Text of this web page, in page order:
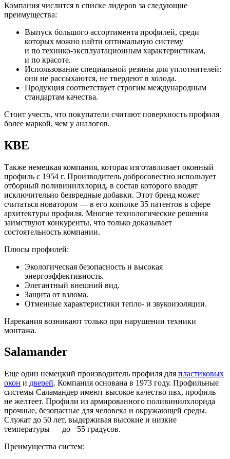
Компания числится в списке лидеров за следующие
преимущества:
Выпуск большого ассортимента профилей, среди
которых можно найти оптимальную систему
и по технико-эксплуатационным характеристикам,
и по красоте.
Использование специальной резины для уплотнителей:
они не рассыхаются, не твердеют в холода.
Продукция соответствует строгим международным
стандартам качества.
Стоит учесть, что покупатели считают поверхность профиля
более маркой, чем у аналогов.
КВЕ
Также немецкая компания, которая изготавливает оконный
профиль с 1954 г. Производитель добросовестно использует
отборный поливинилхлорид, в состав которого вводят
исключительно безвредные добавки. Этот бренд может
считаться новатором — в его копилке 35 патентов в сфере
архитектуры профиля. Многие технологические решения
заимствуют конкуренты, что только доказывает
состоятельность компании.
Плюсы профилей:
Экологическая безопасность и высокая
энергоэффективность.
Элегантный внешний вид.
Защита от взлома.
Отменные характеристики тепло- и звукоизоляции.
Нарекания возникают только при нарушении техники
монтажа.
Salamander
Еще один немецкий производитель профиля для пластиковых
окон и дверей. Компания основана в 1973 году. Профильные
системы Саламандер имеют высокое качество пвх, профиль
не желтеет. Профили из армированного поливинилхлорида
прочные, безопасные для человека и окружающей среды.
Служат до 50 лет, выдерживая высокие и низкие
температуры — до −55 градусов.
Преимущества систем: